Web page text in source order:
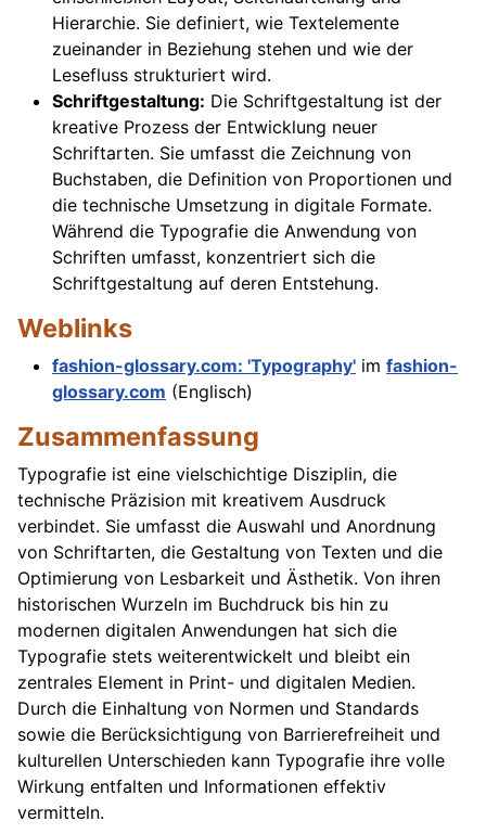
Hierarchie. Sie definiert, wie Textelemente
zueinander in Beziehung stehen und wie der
Lesefluss strukturiert wird.
Schriftgestaltung: Die Schriftgestaltung ist der
kreative Prozess der Entwicklung neuer
Schriftarten. Sie umfasst die Zeichnung von
Buchstaben, die Definition von Proportionen und
die technische Umsetzung in digitale Formate.
Während die Typografie die Anwendung von
Schriften umfasst, konzentriert sich die
Schriftgestaltung auf deren Entstehung.
Weblinks
fashion-glossary.com: 'Typography' im fashion-
glossary.com (Englisch)
Zusammenfassung
Typografie ist eine vielschichtige Disziplin, die
technische Präzision mit kreativem Ausdruck
verbindet. Sie umfasst die Auswahl und Anordnung
von Schriftarten, die Gestaltung von Texten und die
Optimierung von Lesbarkeit und Ästhetik. Von ihren
historischen Wurzeln im Buchdruck bis hin zu
modernen digitalen Anwendungen hat sich die
Typografie stets weiterentwickelt und bleibt ein
zentrales Element in Print- und digitalen Medien.
Durch die Einhaltung von Normen und Standards
sowie die Berücksichtigung von Barrierefreiheit und
kulturellen Unterschieden kann Typografie ihre volle
Wirkung entfalten und Informationen effektiv
vermitteln.